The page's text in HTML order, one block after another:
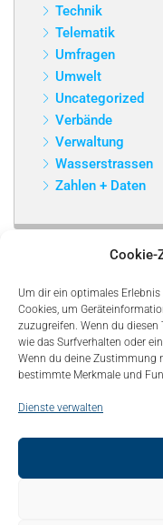
Cookie-
Um dir ein optimales
Cookies, um
zuzugreifen. Wenn du
wie das Surfverhalten oder
Wenn du deine Zustimmung
bestimmte Merkmale und
Dienste verwalten
Technik
Telematik
Umfragen
Umwelt
Uncategorized
Verbände
Verwaltung
Wasserstrassen
Zahlen + Daten